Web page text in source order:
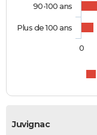
90-100 ans
Plus de 100 ans
0
Juvignac